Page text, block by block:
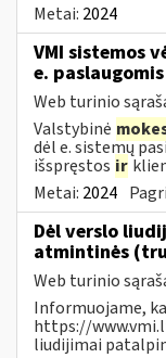
Metai: 2024
VMI sistemos
e. paslaugomis
Web turinio
Valstybinė
dėl e. sistemų
išspręstos ir
Metai: 2024
Dėl verslo
atmintinės
Web turinio
Informuojame,
https://
liudijimai